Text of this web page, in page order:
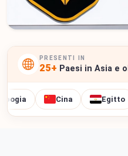
PRESENTI IN
25+ Paesi in Asia e
Cina Egitto